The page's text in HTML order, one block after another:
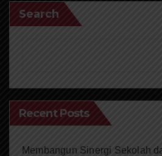
Search
Recent Posts
Membangun Sinergi Sekolah